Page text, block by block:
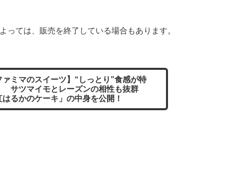
ては、販売を終了している場合もあります。
ァミマのスイーツ】“しっとり”食感が特
サツマイモとレーズンの相性も抜群
はるかのケーキ」の中身を公開！